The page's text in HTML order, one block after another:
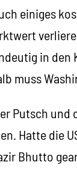
einiges
in den
muss
Putsch und
Hatte die
Bhutto